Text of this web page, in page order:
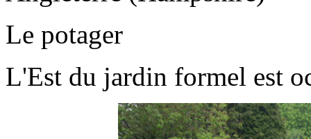
Le potager
L'Est du jardin formel est